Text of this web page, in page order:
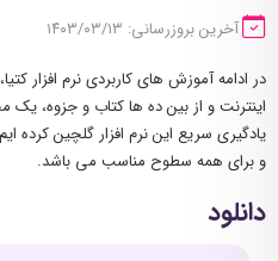
آخرین بروزرسانی: ۱۴۰۳/۰۳/۱۳
یادگیری سریع این نرم افزار گلچین کرده
و برای همه سطوح مناسب می باشد.
دانلود